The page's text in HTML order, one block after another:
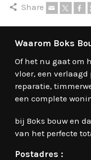
Share
Waarom Boks
Of het nu gaat om
vloer, een
reparatie,
een complete
bij Boks bouw en
van het perfecte
Postadres :